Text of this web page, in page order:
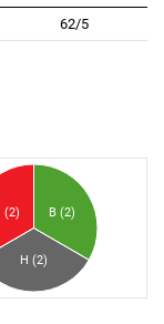
62/5
В (2)
Н (2)
(2)